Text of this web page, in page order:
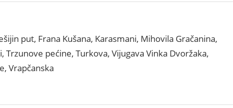
put, Frana Kušana, Karasmani, Mihovila Gračanina,
Trzunove pećine, Turkova, Vijugava Vinka Dvoržaka,
Vrapčanska